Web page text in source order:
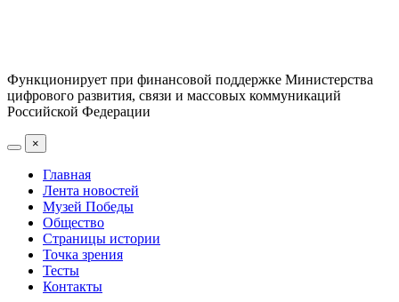
Функционирует при финансовой поддержке Министерства
цифрового развития, связи и массовых коммуникаций
Российской Федерации
×
Главная
Лента новостей
Музей Победы
Общество
Страницы истории
Точка зрения
Тесты
Контакты